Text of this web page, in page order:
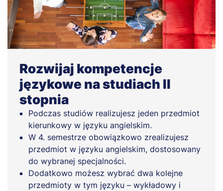
Rozwijaj kompetencje
językowe na studiach II
stopnia
Podczas studiów realizujesz jeden przedmiot
kierunkowy w języku angielskim.
W 4. semestrze obowiązkowo zrealizujesz
przedmiot w języku angielskim, dostosowany
do wybranej specjalności.
Dodatkowo możesz wybrać dwa kolejne
przedmioty w tym języku – wykładowy i